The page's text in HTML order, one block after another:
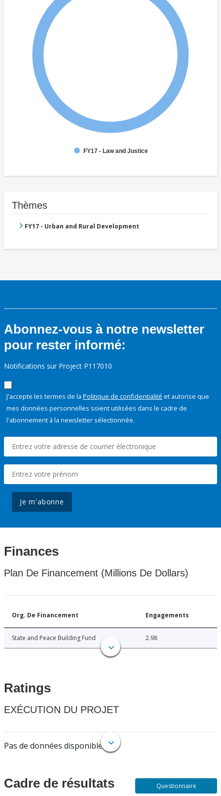
FY17 - Law and Justice
Thèmes
FY17 - Urban and Rural Development
Abonnez-vous à notre newsletter
pour rester informé:
Notifications sur Project P117010
J'accepte les termes de la Politique de confidentialité et autorise que
mes données personnelles soient utilisées dans le cadre de
l'abonnement à la newsletter sélectionnée.
Je m'abonne
Finances
Plan De Financement (Millions De Dollars)
Org. De Financement Engagements
State and Peace Building Fund 2.98
Ratings
EXÉCUTION DU PROJET
Pas de données disponibles.
Cadre de résultats Questionnaire